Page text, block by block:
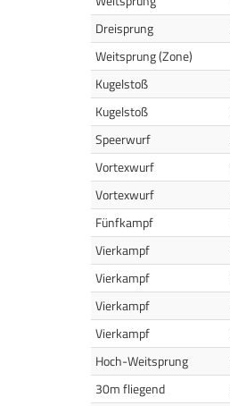
Dreisprung
Weitsprung (Zone)
Kugelstoß
Kugelstoß
Speerwurf
Vortexwurf
Vortexwurf
Fünfkampf
Vierkampf
Vierkampf
Vierkampf
Vierkampf
Hoch-Weitsprung
30m fliegend